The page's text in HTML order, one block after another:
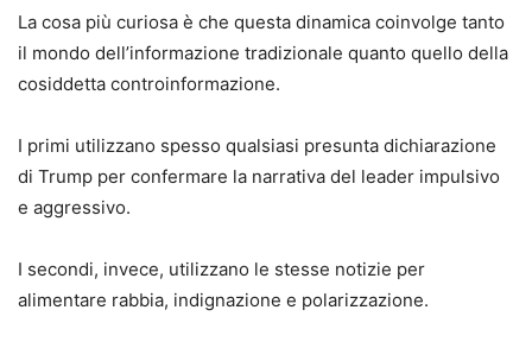
La cosa più curiosa è che questa dinamica coinvolge tanto
il mondo dell’informazione tradizionale quanto quello della
cosiddetta controinformazione.
I primi utilizzano spesso qualsiasi presunta dichiarazione
di Trump per confermare la narrativa del leader impulsivo
e aggressivo.
I secondi, invece, utilizzano le stesse notizie per
alimentare rabbia, indignazione e polarizzazione.